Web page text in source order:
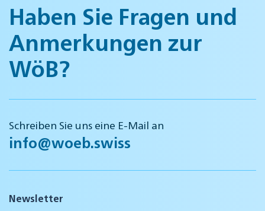
Haben Sie Fragen und
Anmerkungen zur
WöB?
Schreiben Sie uns eine E-Mail an
info@woeb.swiss
Newsletter